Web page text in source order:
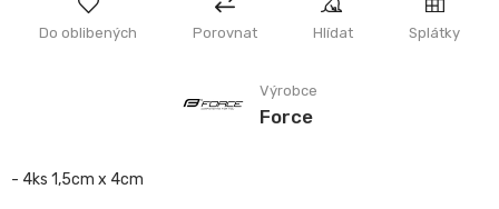
Výrobce
Force
Do oblibených Porovnat Hlídat Splátky
- 4ks 1,5cm x 4cm